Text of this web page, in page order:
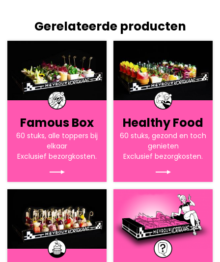
Gerelateerde producten
Famous Box
60 stuks, alle toppers bij
elkaar
Exclusief bezorgkosten.
Healthy Food
60 stuks, gezond en toch
genieten
Exclusief bezorgkosten.